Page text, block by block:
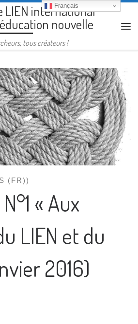
LIEN international
nouvelle
tous créateurs !
(FR))
« Aux
LIEN et du
2016)
Français